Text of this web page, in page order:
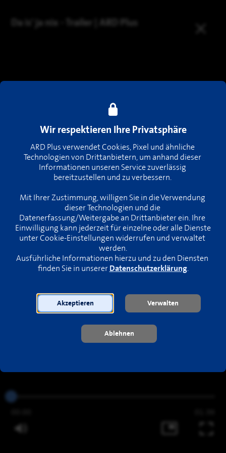
Da is' ja nix - Trailer | ARD Plus
Wir respektieren Ihre Privatsphäre
ARD Plus verwendet Cookies, Pixel und ähnliche
Technologien von Drittanbietern, um anhand dieser
Informationen unseren Service zuverlässig
bereitzustellen und zu verbessern.
Mit Ihrer Zustimmung, willigen Sie in die Verwendung
dieser Technologien und die
Datenerfassung/Weitergabe an Drittanbieter ein. Ihre
Einwilligung kann jederzeit für einzelne oder alle Dienste
unter Cookie-Einstellungen widerrufen und verwaltet
werden.
Ausführliche Informationen hierzu und zu den Diensten
finden Sie in unserer Datenschutzerklärung.
Akzeptieren Verwalten
Ablehnen